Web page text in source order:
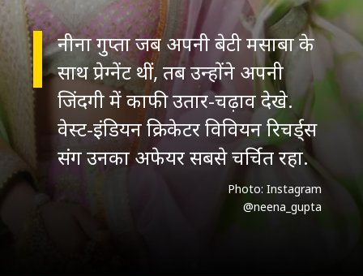
नीना गुप्ता जब अपनी बेटी मसाबा के
साथ प्रेग्नेंट थीं, तब उन्होंने अपनी
जिंदगी में काफी उतार-चढ़ाव देखे.
वेस्ट-इंडियन क्रिकेटर विवियन रिचर्ड्स
संग उनका अफेयर सबसे चर्चित रहा.
Photo: Instagram
@neena_gupta